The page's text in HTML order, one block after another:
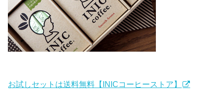
お試しセットは送料無料【INICコーヒーストア】